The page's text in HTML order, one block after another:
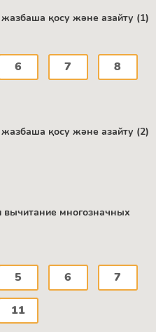
қосу және азайту (1)
6 7 8
қосу және азайту (2)
многозначных
5 6 7
11